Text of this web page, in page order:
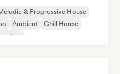
& Progressive House
Ambient
Chill House